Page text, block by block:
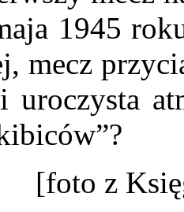
1945
mecz
uroczysta
[foto z